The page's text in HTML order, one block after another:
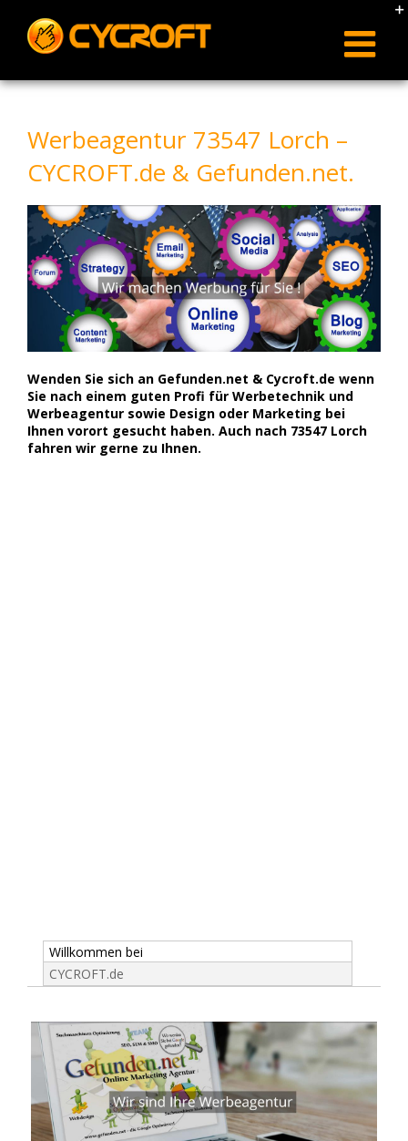
content
Werbeagentur 73547 Lorch –
CYCROFT.de & Gefunden.net.
Wenden Sie sich an Gefunden.net & Cycroft.de wenn
Sie nach einem guten Profi für Werbetechnik und
Werbeagentur sowie Design oder Marketing bei
Ihnen vorort gesucht haben. Auch nach 73547 Lorch
fahren wir gerne zu Ihnen.
Willkommen bei
CYCROFT.de